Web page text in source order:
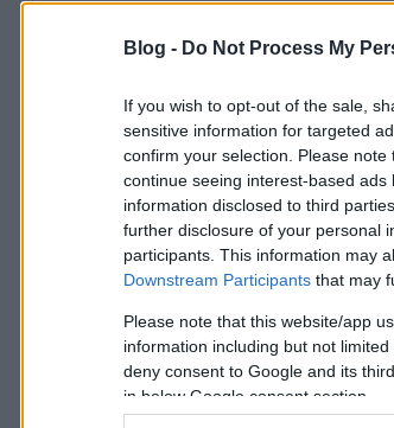
Blog - Do Not Process My
If you wish to opt-out of the sale,
sensitive information for targeted
confirm your selection. Please
continue seeing interest-based
information disclosed to third
further disclosure of your personal
participants. This information may
Downstream Participants that may
Please note that this website/app
information including but not
deny consent to Google and its
in below Google consent section.